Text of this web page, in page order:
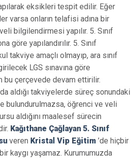
eksikleri tespit edilir. Eğer
varsa onların telafisi adına bir
bilgilendirmesi yapılır. 5. Sınıf
göre yapılandırılır. 5. Sınıf
takviye amaçlı olmayıp, ara sınıf
LGS sınavına göre
bu çerçevede devam ettirilir.
aldığı takviyelerde süreç sonundaki
bulundurulmazsa, öğrenci ve veli
aldığını maalesef sürecin
Kağıthane Çağlayan 5. Sınıf
veren Kristal Vip Eğitim ’de hiçbir
kaygı yaşamaz. Kurumumuzda